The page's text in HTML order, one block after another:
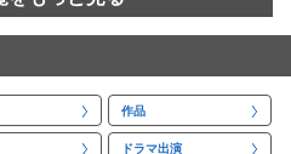
作品
ドラマ出演